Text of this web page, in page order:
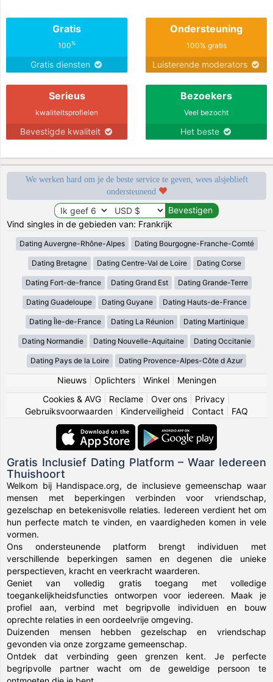
Gratis
100%
Gratis diensten
Ondersteuning
100% gratis
Luisterende moderators
Serieus
kwaliteitsprofielen
Bevestigde kwaliteit
Bezoekers
Veel bezocht
Het beste
We werken hard om je de beste service te geven, wees alsjeblieft
ondersteunend
Vind singles in de gebieden van: Frankrijk
Dating Auvergne-Rhône-Alpes Dating Bourgogne-Franche-Comté
Dating Bretagne Dating Centre-Val de Loire Dating Corse
Dating Fort-de-france Dating Grand Est Dating Grande-Terre
Dating Guadeloupe Dating Guyane Dating Hauts-de-France
Dating Île-de-France Dating La Réunion Dating Martinique
Dating Normandie Dating Nouvelle-Aquitaine Dating Occitanie
Dating Pays de la Loire Dating Provence-Alpes-Côte d Azur
Nieuws| Oplichters| Winkel| Meningen
Cookies & AVG
Reclame Over ons Privacy
Gebruiksvoorwaarden
Kinderveiligheid Contact FAQ
Gratis Inclusief Dating Platform – Waar Iedereen
Thuishoort
Welkom bij Handispace.org, de inclusieve gemeenschap waar
mensen met beperkingen verbinden voor vriendschap,
gezelschap en betekenisvolle relaties. Iedereen verdient het om
hun perfecte match te vinden, en vaardigheden komen in vele
vormen.
Ons ondersteunende platform brengt individuen met
verschillende beperkingen samen en degenen die unieke
perspectieven, kracht en veerkracht waarderen.
Geniet van volledig gratis toegang met volledige
toegankelijkheidsfuncties ontworpen voor iedereen. Maak je
profiel aan, verbind met begripvolle individuen en bouw
oprechte relaties in een oordeelvrije omgeving.
Duizenden mensen hebben gezelschap en vriendschap
gevonden via onze zorgzame gemeenschap.
Ontdek dat verbinding geen grenzen kent. Je perfecte
begripvolle partner wacht om de geweldige persoon te